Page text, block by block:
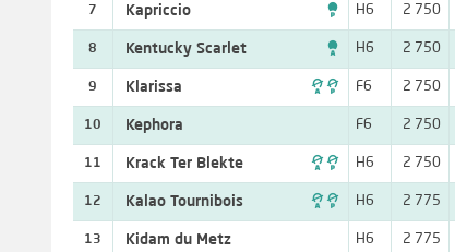
7 Kapriccio  H6 2 750
8 Kentucky Scarlet  H6 2 750
9 Klarissa  F6 2 750
10 Kephora F6 2 750
11 Krack Ter Blekte  H6 2 750
12 Kalao Tournibois  H6 2 775
13 Kidam du Metz H6 2 775